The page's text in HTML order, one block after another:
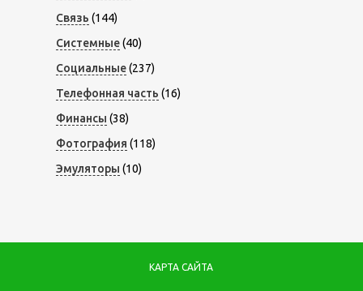
Связь (144)
Системные(40)
Социальные(237)
Телефонная часть (16)
Финансы (38)
Фотография (118)
Эмуляторы (10)
КАРТА САЙТА